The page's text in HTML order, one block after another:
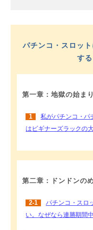
パチンコ・スロッ
す
第一章：地獄の始ま
1
私がパチンコ・パ
はビギナーズラックの
第二章：ドンドンの
2-1
パチンコ・スロ
い。なぜなら連勝期間